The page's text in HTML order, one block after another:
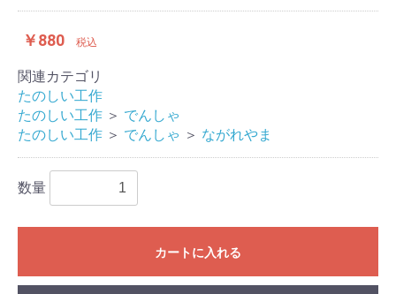
￥880 税込
関連カテゴリ
たのしい工作
たのしい工作 ＞ でんしゃ
たのしい工作 ＞ でんしゃ ＞ ながれやま
数量
カートに入れる